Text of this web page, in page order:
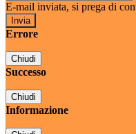
E-mail inviata, si prega di
Errore
Chiudi
Successo
Chiudi
Informazione